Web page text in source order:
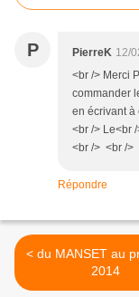
P PierreK 12/
<br /> Merci
commander
en écrivant à
<br /> Le<br
<br /> <br />
Répondre
< du MANSET au printemps
2014